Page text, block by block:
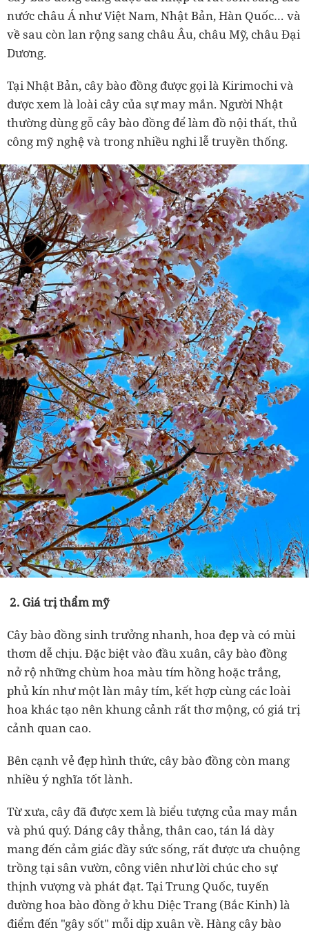
nước châu Á như Việt Nam, Nhật Bản, Hàn Quốc… và
về sau còn lan rộng sang châu Âu, châu Mỹ, châu Đại
Dương.
Tại Nhật Bản, cây bào đồng được gọi là Kirimochi và
được xem là loài cây của sự may mắn. Người Nhật
thường dùng gỗ cây bào đồng để làm đồ nội thất, thủ
công mỹ nghệ và trong nhiều nghi lễ truyền thống.
2. Giá trị thẩm mỹ
Cây bào đồngsinh trưởng nhanh, hoa đẹp và có mùi
thơm dễ chịu. Đặc biệt vào đầu xuân, cây bào đồng
nở rộ những chùm hoa màu tím hồng hoặc trắng,
phủ kín như một làn mây tím, kết hợp cùng các loài
hoa khác tạo nên khung cảnh rất thơ mộng, có giá trị
cảnh quan cao.
Bên cạnh vẻ đẹp hình thức, cây bào đồng còn mang
nhiều ý nghĩa tốt lành.
Từ xưa, cây đã được xem là biểu tượng của may mắn
và phú quý. Dáng cây thẳng, thân cao, tán lá dày
mang đến cảm giác đầy sức sống, rất được ưa chuộng
trồng tại sân vườn, công viên như lời chúc cho sự
thịnh vượng và phát đạt. Tại Trung Quốc, tuyến
đường hoa bào đồng ở khu Diệc Trang (Bắc Kinh) là
điểm đến "gây sốt" mỗi dịp xuân về. Hàng cây bào